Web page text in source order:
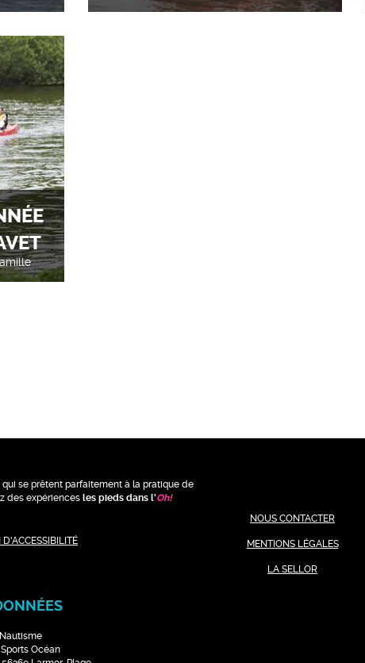
se prêtent parfaitement à la pratique de
des expériences les pieds dans l'Oh!
D'ACCESSIBILITÉ
Océan
NOUS CONTACTER
MENTIONS LÉGALES
LA SELLOR